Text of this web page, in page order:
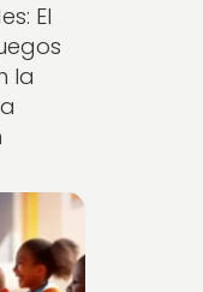
El
la